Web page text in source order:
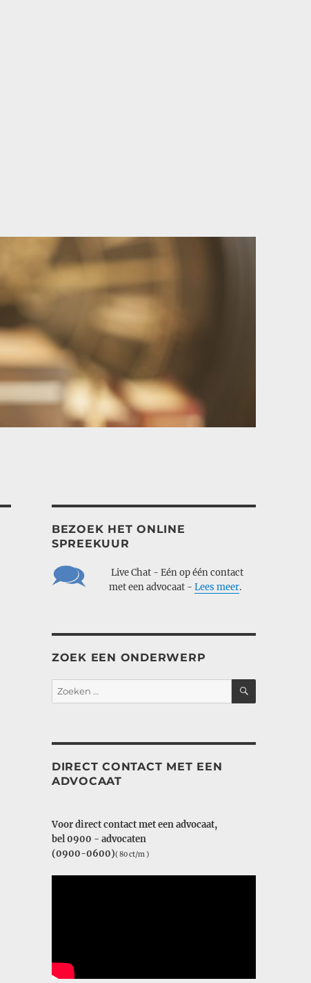
BEZOEK HET ONLINE
SPREEKUUR
Live Chat - Eén op één contact
met een advocaat - Lees meer.
ZOEK EEN ONDERWERP
Zoeken
naar:
ZOEKEN
DIRECT CONTACT MET EEN
ADVOCAAT
Voor direct contact met een advocaat,
bel 0900 - advocaten
(0900-0600)( 80 ct/m )